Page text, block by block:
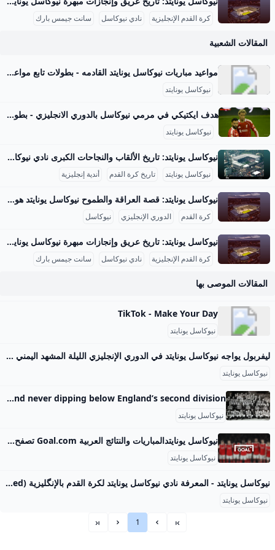
كرة القدم الإنجليزية نادي نيوكاسل سانت جيمس بارك
المقالات الشعبية
مواعيد مباريات نيوكاسل يونايتد القادمه - بطولات تابع مواعيد مباريات نيوكاسل يونايتد القادمه فى الدوري الإنجليزي ليدز يونايتدالسبت , 30 أغسطس 202507:30 منيوكاسل يونايتدنيوكاسل يونايتدالسبت , 13 سبتمبر 202505:00 مولفرهامبتونبورنموثالسبت , 20 سبتمبر 202505:00 منيوكاسل يونايتدنيوكاسل يونايتدالاحد , 28 سبتمبر 202506:30 مآرسنالنيوكاسل يونايتدالاحد , 5 أكتوبر 202504:00 منوتينجهام فورستبرايتونالسبت , 18 أكتوبر 202505:00 منيوكاسل يونايتدنيوكاسل يونايتدالسبت , 25 أكتوبر 202505:00 مفولهاموست هام يونايتدالسبت , 1 نوفمبر 202506:00 منيوكاسل يونايتدبرينتفوردالسبت , 8 نوفمبر 202506:00 منيوكاسل يونايتدنيوكاسل يونايتدالسبت , 22 نوفمبر 202506:00 ممانشستر سيتيإيفرتونالسبت , 29 نوفمبر 202506:00 منيوكاسل يونايتدنيوكاسل يونايتدالأربعاء , 3 ديسمبر 202511:00 متوتنهام هوتسبرنيوكاسل يونايتدالسبت , 6 ديسمبر 202506:00 مبيرنليسندرلاندالسبت , 13 ديسمبر 202506:00 منيوكاسل يونايتدنيوكاسل يونايتدالسبت , 20 ديسمبر 202506:00 متشيلسيمانشستر يونايتدالسبت , 27 ديسمبر 202506:00 منيوكاسل يونايتدبيرنليالثلاثاء , 30 ديسمبر 202511:00 منيوكاسل يونايتدنيوكاسل يونايتدالسبت , 3 يناير 202606:00 مكريستال بالاسنيوكاسل يونايتدالأربعاء , 7 يناير 202611:00 مليدز يونايتدولفرهامبتونالسبت , 17 يناير 202606:00 منيوكاسل يونايتدنيوكاسل يونايتدالسبت , 24 يناير 202606:00 مأستون فيلاليفربولالسبت , 31 يناير 202606:00 منيوكاسل يونايتدنيوكاسل يونايتدالسبت , 7 فبراير 202606:00 مبرينتفوردتوتنهام هوتسبرالأربعاء , 11 فبراير 202611:00 منيوكاسل يونايتدمانشستر سيتيالسبت , 21 فبراير 202606:00 منيوكاسل يونايتد
نيوكاسل يونايتد
هدف ايكتيكي في مرمي نيوكاسل بالدوري الانجليزي - بطولات مشاهدة هدف ايكتيكي في مرمي نيوكاسل بالدوري الانجليزي البوم الاثنين 25-5-2025 تعليق عصام الشوالي إخلاء مسئولية: هذا المحتوى لم يتم انشائه او استضافته بواسطة موقع بطولات وأي مسئولية قانونية تقع على عاتق الطرف الثالث مباراة ليفربول اليوم اهداف ليفربول اليوم تعليق عصام الشوالي ليفربول هدف رائع نيوكاسل ليفربول ونيوكاسل مباراة ليفربول ونيوكاسل اهداف ليفربول ونيوكاسل اهداف مباراة ليفربول اليوم هوجو ايكتيكي أهداف ليفربول اليوم اهداف نيوكاسل اليوم ليفربول ونيوكاسل يونايتد مباراة ليفربول ونيوكاسل يونايتد اهداف ليفربول ونيوكاسل يونايتد فيديوهات متعلقةسعد محمد على منذ 4 يوم
نيوكاسل يونايتد
نيوكاسل يونايتد: تاريخ الألقاب والنجاحات الكبرى نادي نيوكاسل يونايتد هو أحد أعرق وأشهر أندية كرة القدم الإنجليزية، تأسس عام 1892 نتيجة اندماج ناديي نيوكاسل إيست إند ونيوكاسل ويست إند، ويقع في مدينة نيوكاسل أبون تاين. يلعب الفريق مبارياته على ملعب سانت جيمس بارك الذي يتسع لأكثر من 52 ألف متفرج، ويعتبر من أكبر وأقدم ملاعب إنجلترا. ارتدى الفريق الألوان الشهيرة الأبيض والأسود لأول مرة في عام 1904، والتي أصبحت لاحقًا رمز شخصية النادي، كما أن في هذه الفترة بدأ النادي يحقق إنجازاته الكبرى التي عززت مكانته في الكرة الإنجليزية.
نيوكاسل يونايتد تاريخ كرة القدم أندية إنجليزية
نيوكاسل يونايتد: قصة العراقة والطموح نيوكاسل يونايتد هو أحد أندية كرة القدم الإنجليزية العريقة، ويقع مقره في مدينة نيوكاسل أبون تاين بشمال إنجلترا. تأسس النادي عام 1892، ويشتهر بلقبه “الماجبيز” بسبب ألوان زيه التقليدية بالأبيض والأسود. يتمتع نيوكاسل يونايتد بجماهيرية كبيرة وشغف كبير من مشجعيه الذين يساندونه في جميع المباريات، سواء المحلية في الدوري الإنجليزي الممتاز أو في البطولات الأوروبية. ملعب النادي المعروف باسم “سانت جيمس بارك” هو معقل الفريق، ويعد من أكثر الملاعب شهرة في إنجلترا.
كرة القدم الدوري الإنجليزي نيوكاسل
نيوكاسل يونايتد: تاريخ عريق وإنجازات مبهرة نيوكاسل يونايتد هو واحد من الأندية العريقة في تاريخ كرة القدم الإنجليزية تأسس عام 1892 عقب اندماج ناديي نيوكاسل إيست إند ونيوكاسل وست إند. يمتلك النادي مكانة مميزة ضمن كرة القدم الإنجليزية كونه سابع أكثر الأندية تحقيقًا للبطولات، ولبى ملعب سانت جيمس بارك الخاص به في نيوكاسل أبون تاين، والذي يتسع لأكثر من 52,000 متفرج، لالتزامه التاريخي منذ تأسيسه وحتى اليوم. إنجازات الدوري الإنجليزي حقق نيوكاسل يونايتد اللقب أربع مرات في الدوري الإنجليزي بنظامه القديم، وبالتحديد في مواسم 1904-1905، 1906-1907، 1908-1909، و1926-1927، ما يعكس تفوقًا واضحًا للنادي في بدايات القرن العشرين، حيث سيطر على المسابقة المحلية آنذاك.
كرة القدم الإنجليزية نادي نيوكاسل سانت جيمس بارك
المقالات الموصى بها
TikTok - Make Your Day
نيوكاسل يونايتد
ليفربول يواجه نيوكاسل يونايتد في الدوري الإنجليزي الليلة المشهد اليمني تتجه أنظار عشاق كرة القدم مساء اليوم إلى ملعب سانت جيمس بارك حيث يستضيف نيوكاسل يونايتد حامل اللقب ليفربول في قمة الجولة الثانية من الدوري الإنجليزي الممتاز 47.251.99.215 المباراة تأتي في توقيت حساس لكلا الفريقين، فليفربول يدخل المواجهة منتشياً بفوز عريض 4-2 على بورنموث في الجولة الافتتاحية، فيما يسعى نيوكاسل لتعويض تعادله السلبي أمام أستون فيلا. ورغم اختلاف انطلاقة الفريقين، إلا أن مواجهة الليلة تحمل طابعاً خاصاً كونها تجمع بطل النسخة الماضية مع أحد أبرز المنافسين على المربع الذهبي.
نيوكاسل يونايتد
Newcastle United Football Club VAVEL International The latest about Newcastle United Football Club. Breaking news, photos and articles about Newcastle United Football Club in VAVEL in English. 1892 Newcastle Upon Tyne Formed in 1892 when Newcastle East End and Newcastle West End merged to create Newcastle United. The club has been a member of the Premier League for every season apart from three, spending 86 seasons in the top flight and never dipping below England’s second division.
نيوكاسل يونايتد
نيوكاسل يونايتدالمباريات والنتائج العربية Goal.com تصفح أحدث النتائج والمباريات القادمة لـنيوكاسل يونايتد. تعمق في المباريات الأخيرة لاكتشاف الهدافين والإحصائيات وأكثر من ذلك بكثير
نيوكاسل يونايتد
نيوكاسل يونايتد - المعرفة نادي نيوكاسل يونايتد لكرة القدم بالإنگليزية (Newcastle United) هو نادي كرة قدم إنگليزي محترف يقع مقره في نيوكاسل أپون تاين، يلعب في الدوري الإنگليزي الممتاز - دوري كرة القدم الإنگليزية. تأسس النادي عا المقالة الرئيسية: تاريخ نادي نيوكاسل يونايتد للمزيد من المعلومات on الأداء في الدوري: قائمة مواسم نيوكاسل يونايتد 1881–1903: التشكيل والتاريخ المبكر رسم بياني يوضح التقدم الذي أحرزه نادي نيوكاسل يونايتد لكرة القدم منذ دخوله الدوري عام 1894 حتى الوقت الحاضر.
نيوكاسل يونايتد
««
«
1
»
»»